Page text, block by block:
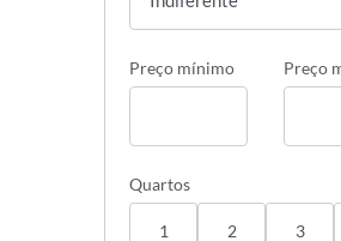
Preço mínimo Preço
Quartos
1 2 3